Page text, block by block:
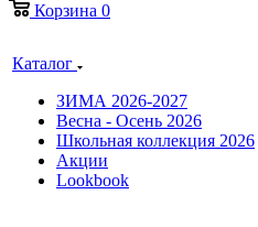
Корзина 0
Каталог
ЗИМА 2026-2027
Весна - Осень 2026
Школьная коллекция 2026
Акции
Lookbook